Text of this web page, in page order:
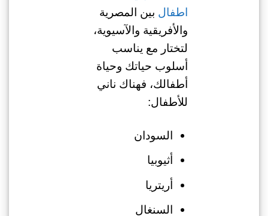
اطفال بين المصرية
والأفريقية والآسيوية،
لتختار مع يناسب
أسلوب حياتك وحياة
أطفالك، فهناك ناني
للأطفال:
السودان
أثيوبيا
أريتريا
السنغال